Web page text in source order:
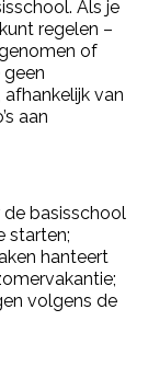
Als je
regelen –
of
geen
van
aan
de basisschool
starten;
hanteert
volgens de